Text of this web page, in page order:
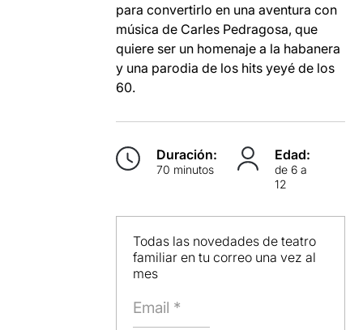
para convertirlo en una aventura con
música de Carles Pedragosa, que
quiere ser un homenaje a la habanera
y una parodia de los hits yeyé de los
60.
Duración:
70 minutos
Edad:
de 6 a
12
Todas las novedades de teatro
familiar en tu correo una vez al
mes